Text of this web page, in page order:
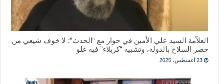
العلاّمة السيد علي الأمين في حوار مع “الحدث”: لا خوف شيعي من
حصر السلاح بالدولة، وتشبيه “كربلاء” فيه غلو
23 أغسطس، 2025